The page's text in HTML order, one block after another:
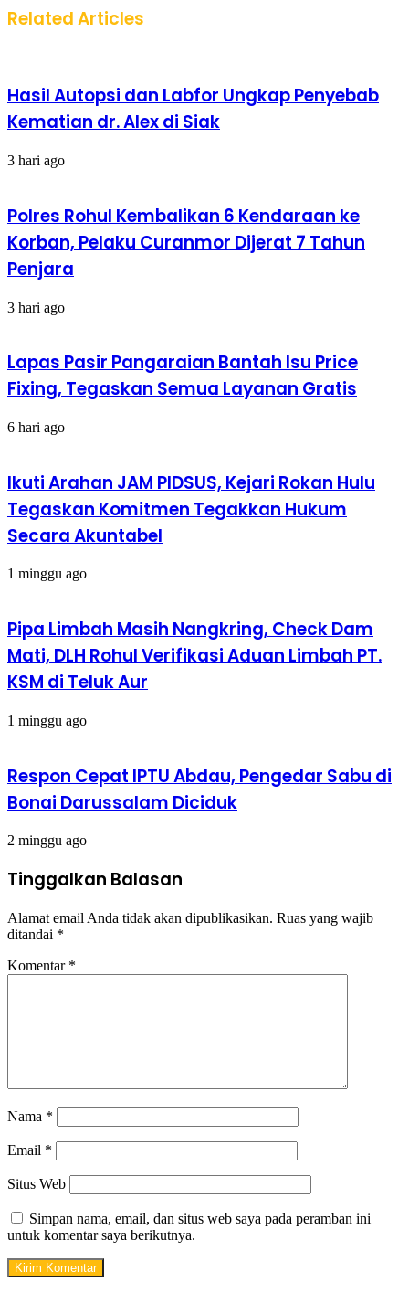
Related Articles
Hasil Autopsi dan Labfor Ungkap Penyebab
Kematian dr. Alex di Siak
3 hari ago
Polres Rohul Kembalikan 6 Kendaraan ke
Korban, Pelaku Curanmor Dijerat 7 Tahun
Penjara
3 hari ago
Lapas Pasir Pangaraian Bantah Isu Price
Fixing, Tegaskan Semua Layanan Gratis
6 hari ago
Ikuti Arahan JAM PIDSUS, Kejari Rokan Hulu
Tegaskan Komitmen Tegakkan Hukum
Secara Akuntabel
1 minggu ago
Pipa Limbah Masih Nangkring, Check Dam
Mati, DLH Rohul Verifikasi Aduan Limbah PT.
KSM di Teluk Aur
1 minggu ago
Respon Cepat IPTU Abdau, Pengedar Sabu di
Bonai Darussalam Diciduk
2 minggu ago
Tinggalkan Balasan
Alamat email Anda tidak akan dipublikasikan. Ruas yang wajib
ditandai *
Komentar *
Nama *
Email *
Situs Web
Simpan nama, email, dan situs web saya pada peramban ini
untuk komentar saya berikutnya.